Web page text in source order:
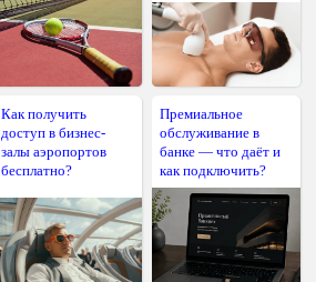
Как получить
доступ в бизнес-
залы аэропортов
бесплатно?
Премиальное
обслуживание в
банке — что даёт и
как подключить?